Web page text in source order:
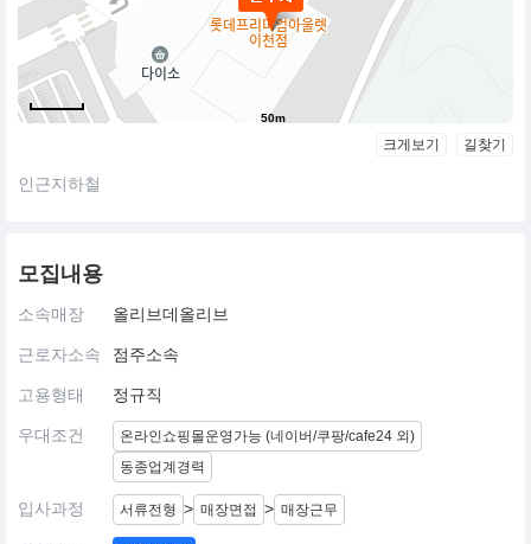
50m
크게보기 길찾기
인근지하철
모집내용
소속매장 올리브데올리브
근로자소속 점주소속
고용형태 정규직
우대조건
온라인쇼핑몰운영가능 (네이버/쿠팡/cafe24 외)
동종업계경력
입사과정 서류전형 > 매장면접 > 매장근무